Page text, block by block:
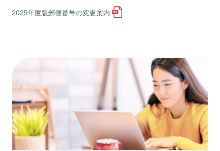
2025年度版郵便番号の変更案内